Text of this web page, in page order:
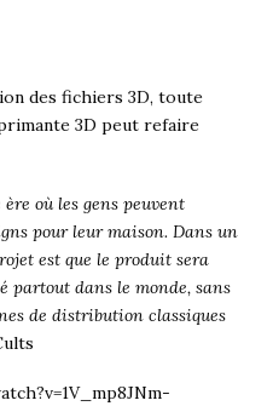
des fichiers 3D, toute
3D peut refaire
ère où les gens peuvent
pour leur maison. Dans un
est que le produit sera
partout dans le monde, sans
de distribution classiques